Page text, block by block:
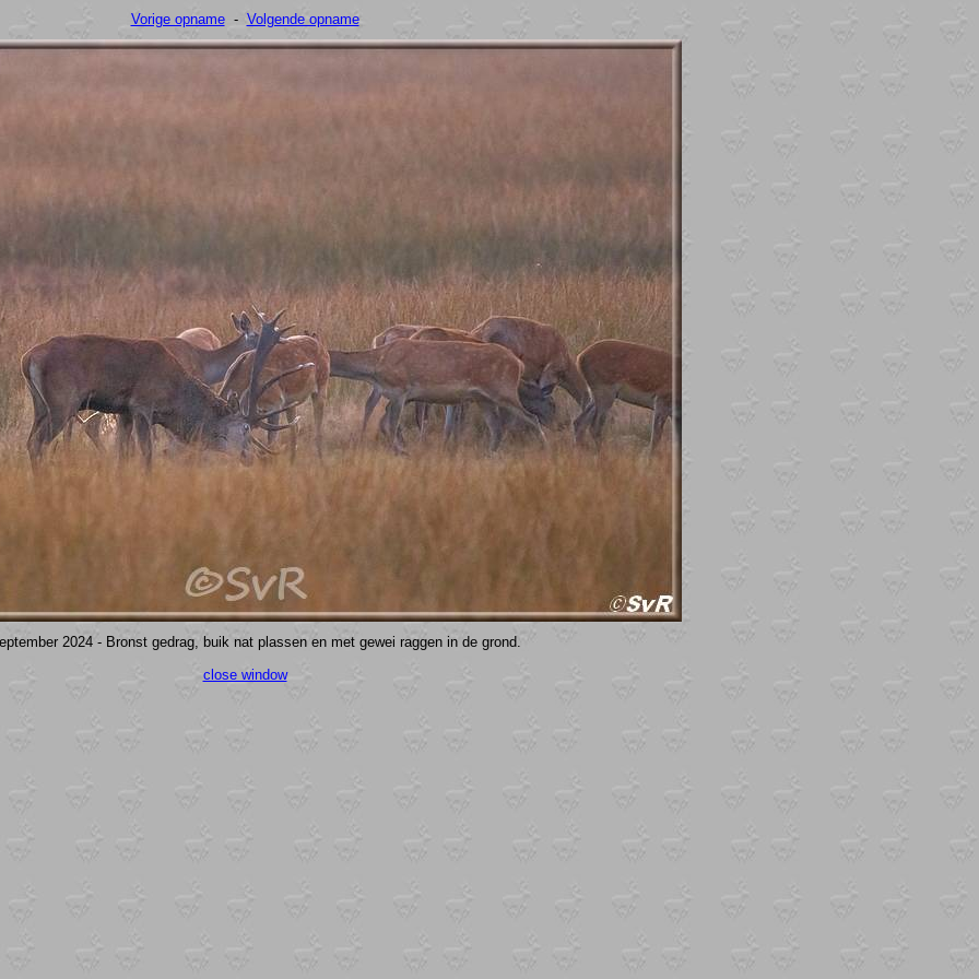
Vorige opname- Volgende opname
2024 - Bronst gedrag, buik nat plassen en met gewei raggen in de grond.
close window